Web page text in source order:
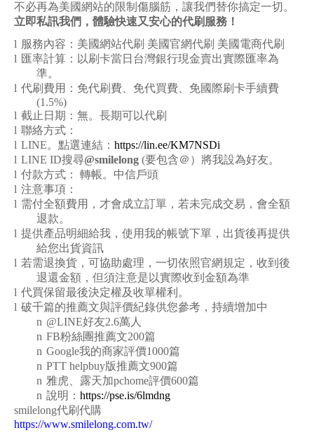
不必再為美國網站的限制傷腦筋，讓我們替你搞定一切。
立即私訊我們，體驗快速又安心的代刷服務！
l 服務內容：美國網站代刷 美國官網代刷 美國電商代刷
l 匯率計算：以刷卡當日台灣銀行現金賣出實際匯率為
準。
l 代刷費用：免代刷費、免代買費、免國際刷卡手續費
(1.5%)
l 截止日期：無。長期可以代刷
l 聯絡方式：
l LINE。點選連結： https://lin.ee/KM7NSDi
l LINE ID搜尋@smilelong (要包含＠）將我設為好友。
l 付款方式： 轉帳。中信戶頭
l 注意事項：
l 需付全額費用，才會成立訂單，若未完成交易，會全額
退款。
l 提供產品明細給我，使用我的帳號下單，出貨後再提供
給您出貨資訊
l 若需退換貨，可協助處理，一切依照官網規定，收到後
退還金額，但須注意是以實際收到金額為準
l 代買保留最後決定權及收單權利。
l 破千篇的推薦文與評價紀錄供您參考，持續增加中
n @LINE好友2.6萬人
n FB粉絲團推薦文200篇
n Google我的商家評價1000篇
n PTT helpbuy版推薦文900篇
n 雅虎、露天加pchome評價600篇
n 說明： https://pse.is/6lmdng
smilelong代刷代購
https://www.smilelong.com.tw/